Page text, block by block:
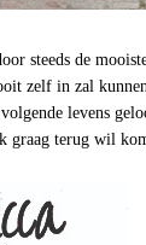
steeds de
zelf in zal
levens
graag terug wil